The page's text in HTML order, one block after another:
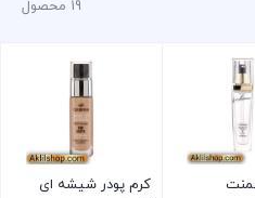
19 محصول
کرم پودر شیشه ای